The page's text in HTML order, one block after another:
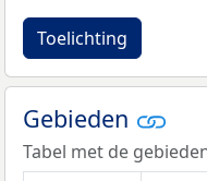
Toelichting
Gebieden
Tabel met de